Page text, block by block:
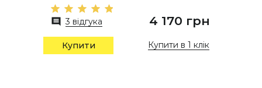
3 відгука 4 170 грн
Купити Купити в 1 клік